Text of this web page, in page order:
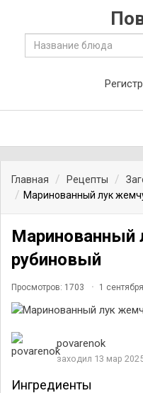
Главная Рецепты
Маринованный лук
рубиновый
Просмотров: 1703 1
povarenok
заходил 13 мар
Ингредиенты